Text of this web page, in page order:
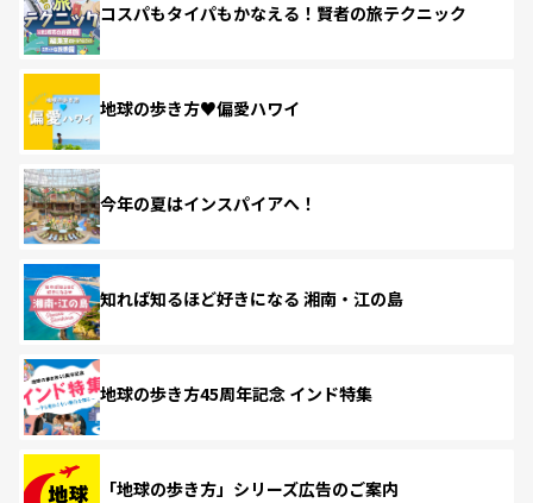
コスパもタイパもかなえる！賢者の旅テクニック
地球の歩き方♥偏愛ハワイ
今年の夏はインスパイアへ！
知れば知るほど好きになる 湘南・江の島
地球の歩き方45周年記念 インド特集
「地球の歩き方」シリーズ広告のご案内